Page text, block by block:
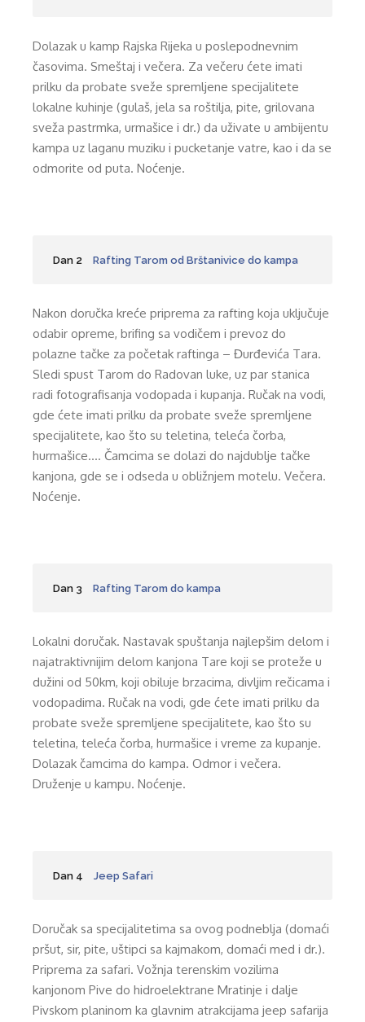
Dolazak u kamp Rajska Rijeka u poslepodnevnim
časovima. Smeštaj i večera. Za večeru ćete imati
prilku da probate sveže spremljene specijalitete
lokalne kuhinje (gulaš, jela sa roštilja, pite, grilovana
sveža pastrmka, urmašice i dr.) da uživate u ambijentu
kampa uz laganu muziku i pucketanje vatre, kao i da se
odmorite od puta. Noćenje.
Dan 2 Rafting Tarom od Brštanivice do kampa
Nakon doručka kreće priprema za rafting koja uključuje
odabir opreme, brifing sa vodičem i prevoz do
polazne tačke za početak raftinga – Đurđevića Tara.
Sledi spust Tarom do Radovan luke, uz par stanica
radi fotografisanja vodopada i kupanja. Ručak na vodi,
gde ćete imati prilku da probate sveže spremljene
specijalitete, kao što su teletina, teleća čorba,
hurmašice…. Čamcima se dolazi do najdublje tačke
kanjona, gde se i odseda u obližnjem motelu. Večera.
Noćenje.
Dan 3 Rafting Tarom do kampa
Lokalni doručak. Nastavak spuštanja najlepšim delom i
najatraktivnijim delom kanjona Tare koji se proteže u
dužini od 50km, koji obiluje brzacima, divljim rečicama i
vodopadima. Ručak na vodi, gde ćete imati prilku da
probate sveže spremljene specijalitete, kao što su
teletina, teleća čorba, hurmašice i vreme za kupanje.
Dolazak čamcima do kampa. Odmor i večera.
Druženje u kampu. Noćenje.
Dan 4 Jeep Safari
Doručak sa specijalitetima sa ovog podneblja (domaći
pršut, sir, pite, uštipci sa kajmakom, domaći med i dr.).
Priprema za safari. Vožnja terenskim vozilima
kanjonom Pive do hidroelektrane Mratinje i dalje
Pivskom planinom ka glavnim atrakcijama jeep safarija